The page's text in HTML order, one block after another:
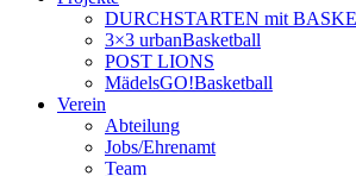
DURCHSTARTEN mit
3×3 urbanBasketball
POST LIONS
MädelsGO!Basketball
Verein
Abteilung
Jobs/Ehrenamt
Team